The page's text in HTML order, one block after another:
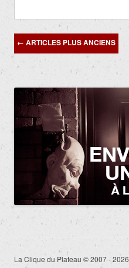
Navigation
articles
← ARTICLES PLUS ANCIENS
La Clique du Plateau © 2007 - 2026